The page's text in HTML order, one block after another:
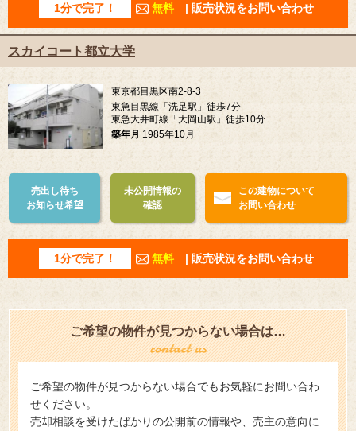
1分で完了！ 無料 | 販売状況をお問い合わせ
スカイコート都立大学
東京都目黒区南2-8-3
東急目黒線「洗足駅」徒歩7分
東急大井町線「大岡山駅」徒歩10分
築年月 1985年10月
売出し待ち
お知らせ希望
未公開情報の
確認
この建物について
お問い合わせ
1分で完了！ 無料 | 販売状況をお問い合わせ
ご希望の物件が見つからない場合は…
ご希望の物件が見つからない場合でもお気軽にお問い合わ
せください。
売却相談を受けたばかりの公開前の情報や、売主の意向に